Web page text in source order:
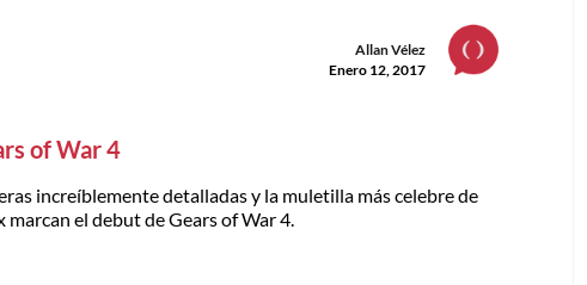
Allan Vélez
Enero 12, 2017
of War 4
increíblemente detalladas y la muletilla más celebre de
marcan el debut de Gears of War 4.